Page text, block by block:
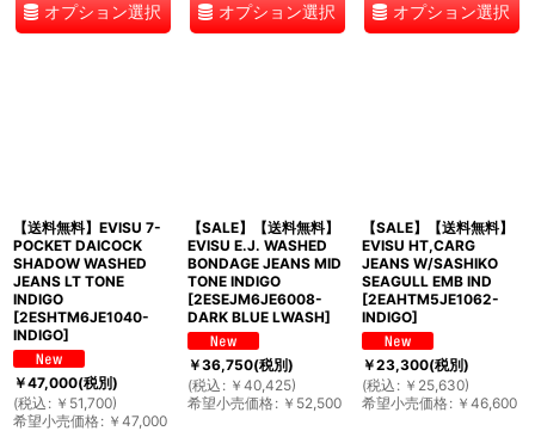
オプション選択 オプション選択 オプション選択
【送料無料】EVISU 7-
POCKET DAICOCK
SHADOW WASHED
JEANS LT TONE
INDIGO
[2ESHTM6JE1040-
INDIGO]
￥47,000(税別)
(税込 : ￥ 51,700)
希望小売価格: ￥ 47,000
【SALE】【送料無料】
EVISU E.J. WASHED
BONDAGE JEANS MID
TONE INDIGO
[2ESEJM6JE6008-
DARK BLUE LWASH]
￥36,750(税別)
(税込 : ￥ 40,425)
希望小売価格: ￥ 52,500
【SALE】【送料無料】
EVISU HT,CARG
JEANS W/SASHIKO
SEAGULL EMB IND
[2EAHTM5JE1062-
INDIGO]
￥23,300(税別)
(税込 : ￥ 25,630)
希望小売価格: ￥ 46,600